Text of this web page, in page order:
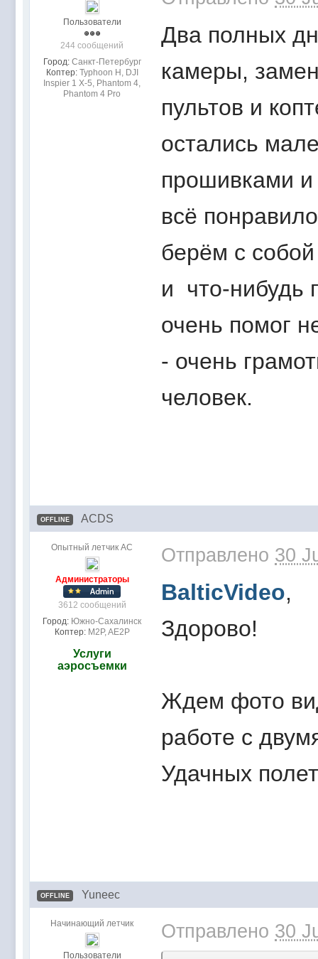
Пользователи
244 сообщений
Город: Санкт-Петербург
Коптер: Typhoon H, DJI
Inspier 1 Х-5, Phantom 4,
Phantom 4 Pro
Два полных
камеры,
пультов и
остались
прошивками и
всё
берём с собой
и что-нибудь
очень помог
- очень
человек.
OFFLINE ACDS
Опытный летчик АС
Администраторы
3612 сообщений
Город: Южно-Сахалинск
Коптер: M2P, AE2P
Услуги
аэросъемки
Отправлено 30
BalticVideo,
Здорово!
Ждем фото
работе с
Удачных
OFFLINE Yuneec
Начинающий летчик
Пользователи
Отправлено 30